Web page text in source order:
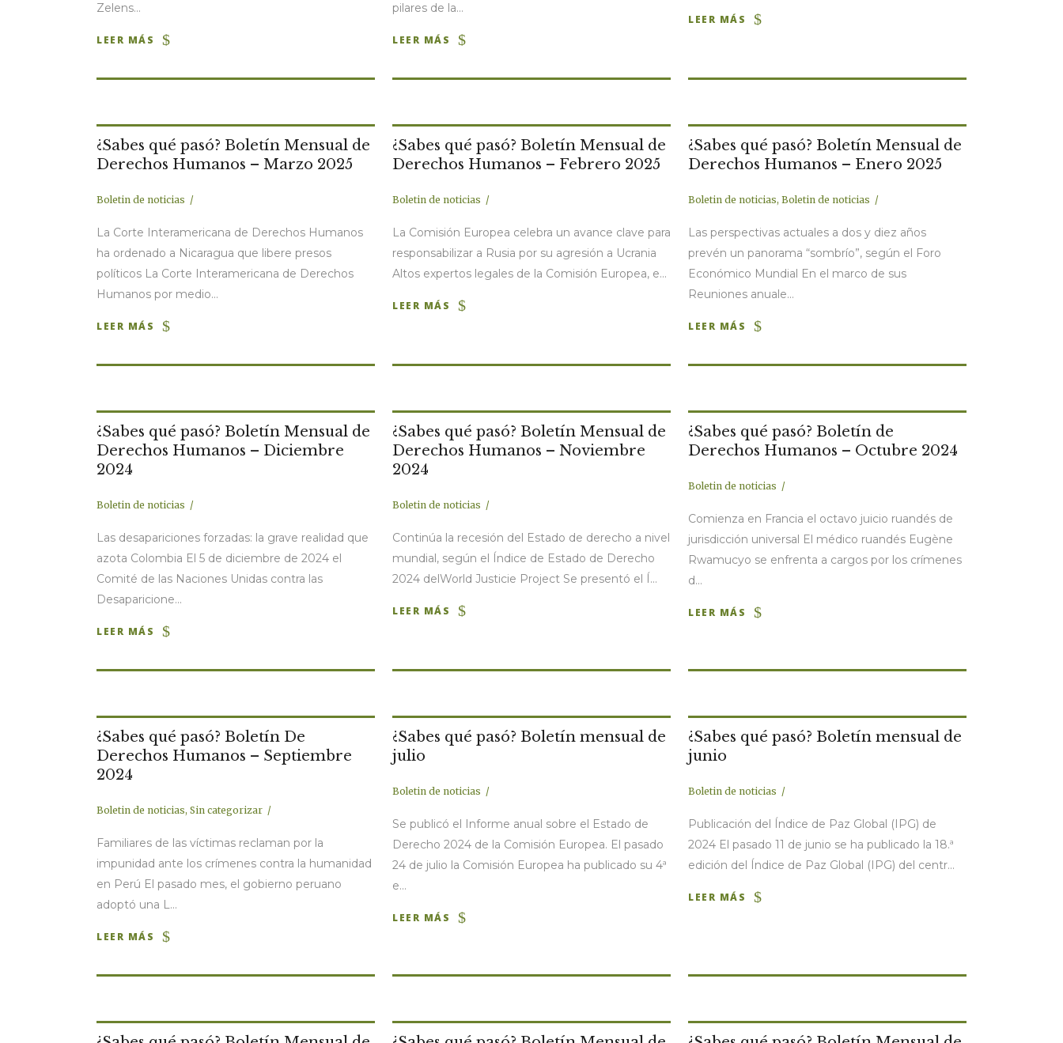
Zelens...
LEER MÁS
pilares de la...
LEER MÁS
LEER MÁS
¿Sabes qué pasó? Boletín Mensual de
Derechos Humanos – Marzo 2025
Boletin de noticias
La Corte Interamericana de Derechos Humanos
ha ordenado a Nicaragua que libere presos
políticos La Corte Interamericana de Derechos
Humanos por medio...
LEER MÁS
¿Sabes qué pasó? Boletín Mensual de
Derechos Humanos – Febrero 2025
Boletin de noticias
La Comisión Europea celebra un avance clave para
responsabilizar a Rusia por su agresión a Ucrania
Altos expertos legales de la Comisión Europea, e...
LEER MÁS
¿Sabes qué pasó? Boletín Mensual de
Derechos Humanos – Enero 2025
Boletin de noticias, Boletin de noticias
Las perspectivas actuales a dos y diez años
prevén un panorama “sombrío”, según el Foro
Económico Mundial En el marco de sus
Reuniones anuale...
LEER MÁS
¿Sabes qué pasó? Boletín Mensual de
Derechos Humanos – Diciembre
2024
Boletin de noticias
Las desapariciones forzadas: la grave realidad que
azota Colombia El 5 de diciembre de 2024 el
Comité de las Naciones Unidas contra las
Desaparicione...
LEER MÁS
¿Sabes qué pasó? Boletín Mensual de
Derechos Humanos – Noviembre
2024
Boletin de noticias
Continúa la recesión del Estado de derecho a nivel
mundial, según el Índice de Estado de Derecho
2024 delWorld Justicie Project Se presentó el Í...
LEER MÁS
¿Sabes qué pasó? Boletín de
Derechos Humanos – Octubre 2024
Boletin de noticias
Comienza en Francia el octavo juicio ruandés de
jurisdicción universal El médico ruandés Eugène
Rwamucyo se enfrenta a cargos por los crímenes
d...
LEER MÁS
¿Sabes qué pasó? Boletín De
Derechos Humanos – Septiembre
2024
Boletin de noticias, Sin categorizar
Familiares de las víctimas reclaman por la
impunidad ante los crímenes contra la humanidad
en Perú El pasado mes, el gobierno peruano
adoptó una L...
LEER MÁS
¿Sabes qué pasó? Boletín mensual de
julio
Boletin de noticias
Se publicó el Informe anual sobre el Estado de
Derecho 2024 de la Comisión Europea. El pasado
24 de julio la Comisión Europea ha publicado su 4ª
e...
LEER MÁS
¿Sabes qué pasó? Boletín mensual de
junio
Boletin de noticias
Publicación del Índice de Paz Global (IPG) de
2024 El pasado 11 de junio se ha publicado la 18.ª
edición del Índice de Paz Global (IPG) del centr...
LEER MÁS